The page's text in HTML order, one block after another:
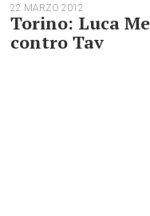
22 MARZO 2012
Torino: Luca
contro Tav